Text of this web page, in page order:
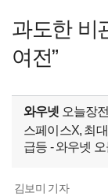
과도한 비
여전”
와우넷 오늘장
스페이스X, 최
급등 - 와우넷
김보미 기자